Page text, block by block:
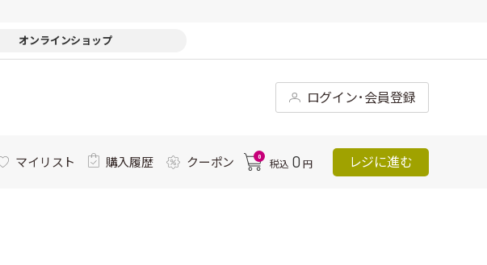
オンラインショップ
ログイン･会員登録
マイリスト 購入履歴 クーポン 0
税込 0 円 レジに進む